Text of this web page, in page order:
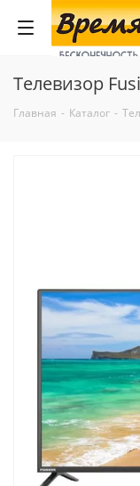
Телевизор
Главная - Каталог -